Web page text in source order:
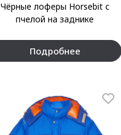
Чёрные лоферы Horsebit с
пчелой на заднике
Подробнее